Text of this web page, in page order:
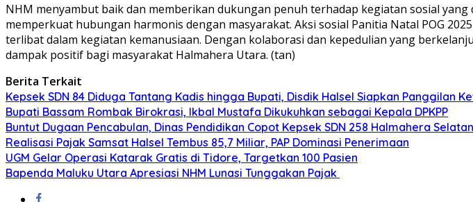
NHM menyambut baik dan memberikan dukungan penuh terhadap kegiatan sosial
memperkuat hubungan harmonis dengan masyarakat. Aksi sosial Panitia Natal POG
terlibat dalam kegiatan kemanusiaan. Dengan kolaborasi dan kepedulian yang
dampak positif bagi masyarakat Halmahera Utara. (tan)
Berita Terkait
Kepsek SDN 84 Diduga Tantang Kadis hingga Bupati, Disdik Halsel Siapkan Panggilan
Bupati Bassam Rombak Birokrasi, Ikbal Mustafa Dikukuhkan sebagai Kepala DPKPP
Buntut Dugaan Pencabulan, Dinas Pendidikan Copot Kepsek SDN 258 Halmahera Selatan
Realisasi Pajak Samsat Halsel Tembus 85,7 Miliar, PAP Dominasi Penerimaan
UGM Gelar Operasi Katarak Gratis di Tidore, Targetkan 100 Pasien
Bapenda Maluku Utara Apresiasi NHM Lunasi Tunggakan Pajak